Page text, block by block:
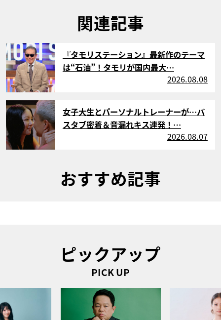
関連記事
サムネイル
『タモリステーション』最新作のテーマ
は“石油”！タモリが国内最大…
2026.08.08
サムネイル
女子大生とパーソナルトレーナーが…バ
スタブ密着＆音漏れキス連発！…
2026.08.07
おすすめ記事
ピックアップ
PICK UP